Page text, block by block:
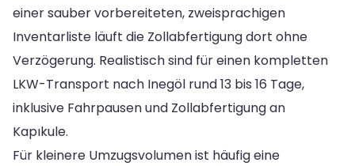
einer sauber vorbereiteten, zweisprachigen
Inventarliste läuft die Zollabfertigung dort ohne
Verzögerung. Realistisch sind für einen kompletten
LKW-Transport nach Inegöl rund 13 bis 16 Tage,
inklusive Fahrpausen und Zollabfertigung an
Kapıkule.
Für kleinere Umzugsvolumen ist häufig eine